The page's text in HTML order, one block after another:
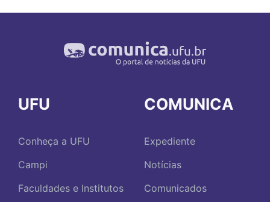
UFU
Conheça a UFU
Campi
Faculdades e Institutos
COMUNICA
Expediente
Notícias
Comunicados